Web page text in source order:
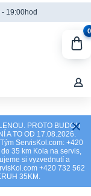
PROTO BUDOU
A TO OD 17.08.2026.
ServisKol.com: +420
35 km Kola na servis,
si vyzvednutí a
+420 732 562
35KM.
- 19:00hod
0